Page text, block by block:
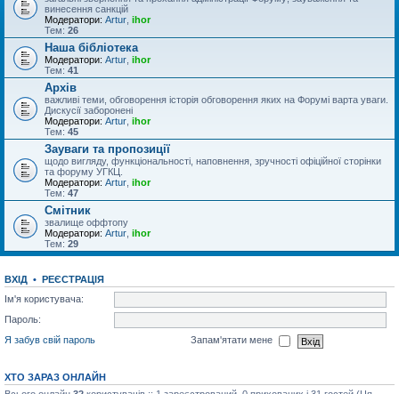
винесення санкцій
Модератори: Artur ihor
Тем: 26
Наша бібліотека
Модератори: Artur ihor
Тем: 41
Архів
важливі теми, обговорення історія обговорення яких на Форумі варта уваги.
Дискусії заборонені
Модератори: Artur ihor
Тем: 45
Зауваги та пропозиції
щодо вигляду, функціональності, наповнення, зручності офіційної сторінки
та форуму УГКЦ.
Модератори: Artur ihor
Тем: 47
Смітник
звалище оффтопу
Модератори: Artur ihor
Тем: 29
ВХІД • РЕЄСТРАЦІЯ
Ім'я користувача:
Пароль:
Я забув свій пароль
Запам'ятати мене
ХТО ЗАРАЗ ОНЛАЙН